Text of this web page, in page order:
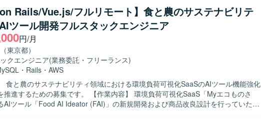
のため、既存の開発基盤や組織風土をキャッチアップいただきつつ、プロダクト
ていただきます。 フルサイクル型のプロダクト開発現場として、数人月単位のプ
おける要件定義〜設計〜実装〜テストまでの各工程を、計画策定から一貫してご
ます。 また、アーキテクチャ選定やパフォーマンス改善などの技術的な判断にお
を持って意思決定し、若手メンバーの多いチームを率いていただきます。 【求
プロダクトや事業内容への理解を深めながら、安定的かつ長期的に参画いただけ
おります。複数のエンジニア、PdM、デザイナーと密に協働しながら開発を進め
、コラボレーションとコミュニケーションを大切にし、自発的に周囲と連携しな
に取り組める方にマッチいたします。 明確なアーキテクチャが存在しない状況で
景や全体像を把握したうえで自ら考えて推進できる方や、各案件について表層的
とどまらず、用いられている技術や直面した課題、その対応策といった思考プロ
Rails/Vue.js/フルリモート】食と農のサステナビリテ
ツール開発フルスタックエンジニア
円/月
東京都）
クエンジニア(業務委託・フリーランス)
・ Rails ・ AWS
食と農のサステナビリティ領域における環境負荷可視化SaaSのAIツール機能強化
集です。 【作業内容】 環境負荷可視化SaaS「Myエコものさ
AIツール「Food AI Ideator (FAI)」の新規開発および商品改良設計を行っていただ